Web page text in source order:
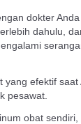
dokter
dahulu,
yang efektif
pesawat.
obat sendiri,